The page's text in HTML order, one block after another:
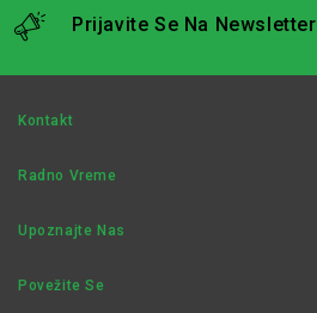
Prijavite Se Na Newsletter
Kontakt
Radno Vreme
Upoznajte Nas
Povežite Se